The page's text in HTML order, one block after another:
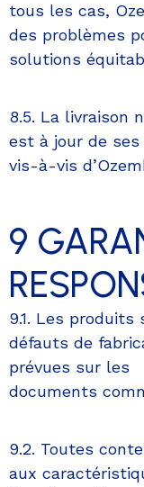
tous les cas,
des problèmes
solutions
8.5. La livraison
est à jour de
vis-à-vis
9
9.1. Les
défauts de
prévues sur les
documents
9.2. Toutes
aux